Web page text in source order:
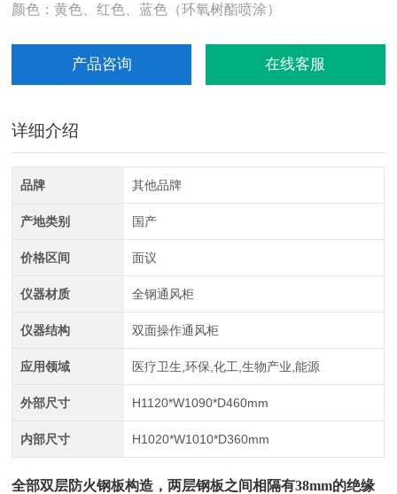
颜色：黄色、红色、蓝色（环氧树酯喷涂）
产品咨询 在线客服
详细介绍
品牌 其他品牌
产地类别 国产
价格区间 面议
仪器材质 全钢通风柜
仪器结构 双面操作通风柜
应用领域 医疗卫生,环保,化工,生物产业,能源
外部尺寸 H1120*W1090*D460mm
内部尺寸 H1020*W1010*D360mm
全部双层防火钢板构造，两层钢板之间相隔有38mm的绝缘